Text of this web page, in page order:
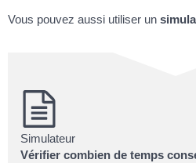
Vous pouvez aussi utiliser un
Simulateur
Vérifier combien de temps